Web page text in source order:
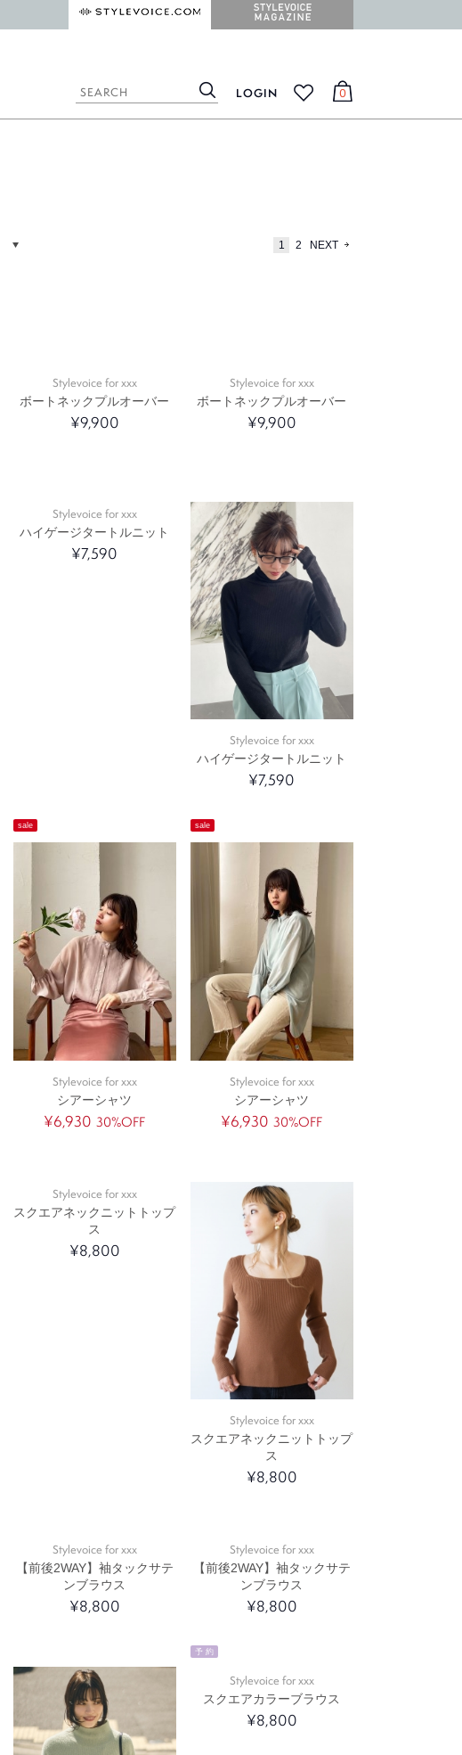
検
索
LOGIN
0
1 2 NEXT
Stylevoice for xxx
ボートネックプルオーバー
¥9,900
Stylevoice for xxx
ボートネックプルオーバー
¥9,900
Stylevoice for xxx
ハイゲージタートルニット
¥7,590
Stylevoice for xxx
ハイゲージタートルニット
¥7,590
sale
Stylevoice for xxx
シアーシャツ
¥6,930 30%OFF
sale
Stylevoice for xxx
シアーシャツ
¥6,930 30%OFF
Stylevoice for xxx
スクエアネックニットトップ
ス
¥8,800
Stylevoice for xxx
スクエアネックニットトップ
ス
¥8,800
Stylevoice for xxx
【前後2WAY】袖タックサテ
ンブラウス
¥8,800
Stylevoice for xxx
【前後2WAY】袖タックサテ
ンブラウス
¥8,800
予 約
Stylevoice for xxx
スクエアカラーブラウス
¥8,800